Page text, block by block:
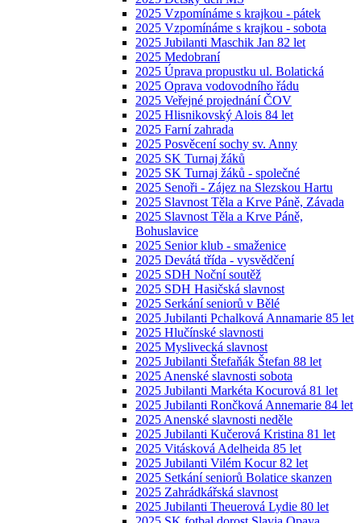
2025 Vzpomínáme s krajkou - pátek
2025 Vzpomínáme s krajkou - sobota
2025 Jubilanti Maschik Jan 82 let
2025 Medobraní
2025 Úprava propustku ul. Bolatická
2025 Oprava vodovodního řádu
2025 Veřejné projednání ČOV
2025 Hlisnikovský Alois 84 let
2025 Farní zahrada
2025 Posvěcení sochy sv. Anny
2025 SK Turnaj žáků
2025 SK Turnaj žáků - společné
2025 Senoři - Zájez na Slezskou Hartu
2025 Slavnost Těla a Krve Páně, Závada
2025 Slavnost Těla a Krve Páně,
Bohuslavice
2025 Senior klub - smaženice
2025 Devátá třída - vysvědčení
2025 SDH Noční soutěž
2025 SDH Hasičská slavnost
2025 Serkání seniorů v Bělé
2025 Jubilanti Pchalková Annamarie 85 let
2025 Hlučínské slavnosti
2025 Myslivecká slavnost
2025 Jubilanti Štefaňák Štefan 88 let
2025 Anenské slavnosti sobota
2025 Jubilanti Markéta Kocurová 81 let
2025 Jubilanti Rončková Annemarie 84 let
2025 Anenské slavnosti neděle
2025 Jubilanti Kučerová Kristina 81 let
2025 Vitásková Adelheida 85 let
2025 Jubilanti Vilém Kocur 82 let
2025 Setkání seniorů Bolatice skanzen
2025 Zahrádkářská slavnost
2025 Jubilanti Theuerová Lydie 80 let